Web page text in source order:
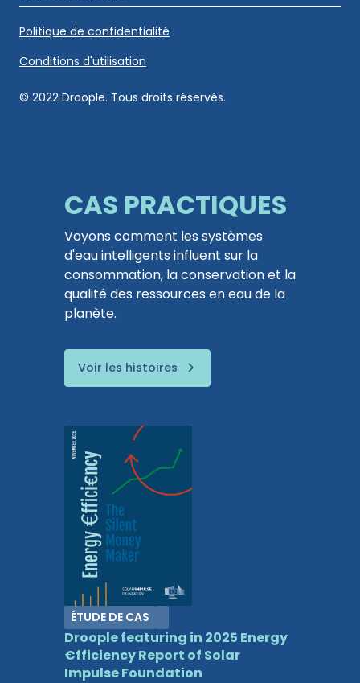
© 2022 Droople. Tous droits réservés.
Politique de confidentialité
Conditions d'utilisation
CAS PRACTIQUES
Voyons comment les systèmes
d'eau intelligents influent sur la
consommation, la conservation et la
qualité des ressources en eau de la
planète.
Voir les histoires
ÉTUDE DE CAS
Droople featuring in 2025 Energy
€fficiency Report of Solar
Impulse Foundation